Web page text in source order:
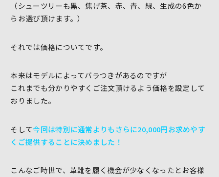
（シューツリーも黒、焦げ茶、赤、青、緑、生成の6色か
らお選び頂けます。）
それでは価格についてです。
本来はモデルによってバラつきがあるのですが
これまでも分かりやすくご注文頂けるよう価格を設定して
おりました。
そして今回は特別に通常よりもさらに20,000円お求めやす
くご提供することに決めました！
こんなご時世で、革靴を履く機会が少なくなったとお客様